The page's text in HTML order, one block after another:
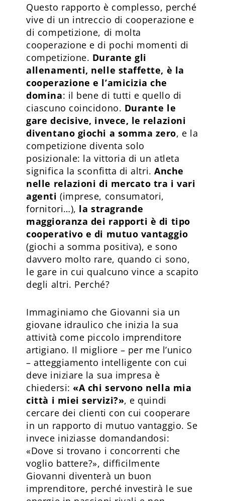
Questo rapporto è complesso, perché
vive di un intreccio di cooperazione e
di competizione, di molta
cooperazione e di pochi momenti di
competizione. Durante gli
allenamenti, nelle staffette, è la
cooperazione e l’amicizia che
domina: il bene di tutti e quello di
ciascuno coincidono. Durante le
gare decisive, invece, le relazioni
diventano giochi a somma zero, e la
competizione diventa solo
posizionale: la vittoria di un atleta
significa la sconfitta di altri.Anche
nelle relazioni di mercato tra i vari
agenti(imprese, consumatori,
fornitori…), la stragrande
maggioranza dei rapporti è di tipo
cooperativo e di mutuo vantaggio
(giochi a somma positiva), e sono
davvero molto rare, quando ci sono,
le gare in cui qualcuno vince a scapito
degli altri. Perché?
Immaginiamo che Giovanni sia un
giovane idraulico che inizia la sua
attività come piccolo imprenditore
artigiano. Il migliore – per me l’unico
– atteggiamento intelligente con cui
deve iniziare la sua impresa è
chiedersi: «A chi servono nella mia
città i miei servizi?», e quindi
cercare dei clienti con cui cooperare
in un rapporto di mutuo vantaggio. Se
invece iniziasse domandandosi:
«Dove si trovano i concorrenti che
voglio battere?», difficilmente
Giovanni diventerà un buon
imprenditore, perché investirà le sue